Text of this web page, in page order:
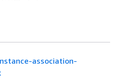
association-